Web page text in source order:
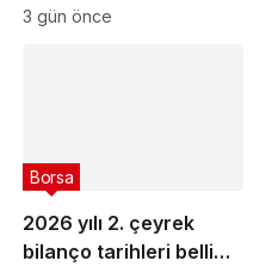
Ağustos 2026
3 gün önce
2026 yılı 2. çeyrek
bilanço tarihleri belli
Borsa